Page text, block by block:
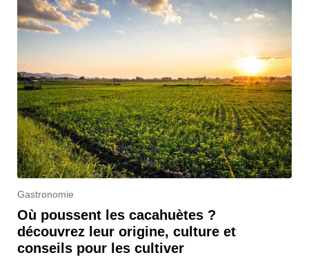
Gastronomie
Où poussent les cacahuètes ?
découvrez leur origine, culture et
conseils pour les cultiver